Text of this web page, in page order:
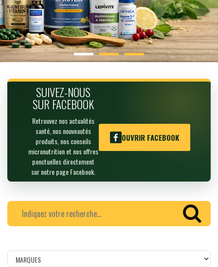
SUIVEZ-NOUS
SUR FACEBOOK
Retrouvez nos actualités
santé, nos nouveautés
produits, nos conseils
micronutrition et nos offres
ponctuelles directement
sur notre page Facebook.
OUVRIR FACEBOOK
Filtrer
les